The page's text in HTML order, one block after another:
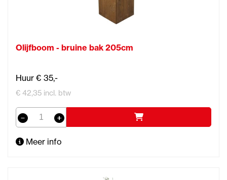
Olijfboom - bruine bak 205cm
Huur € 35,-
€ 42,35 incl. btw
Meer info